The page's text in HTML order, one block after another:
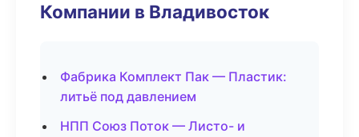
Компании в Владивосток
Фабрика Комплект Пак — Пластик:
литьё под давлением
НПП Союз Поток — Листо- и